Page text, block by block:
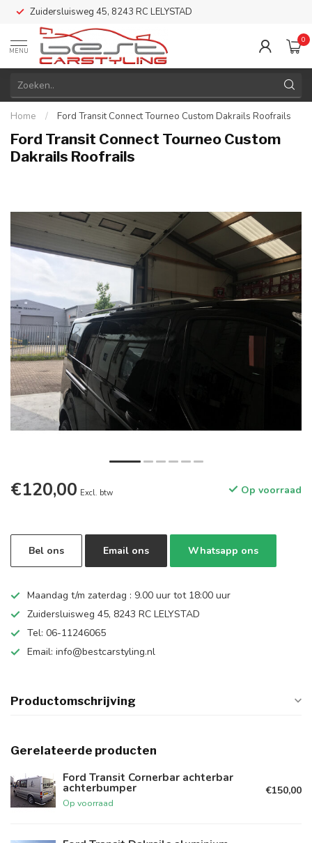
Zuidersluisweg 45, 8243 RC LELYSTAD
MENU
0
Home / Ford Transit Connect Tourneo Custom Dakrails Roofrails
Ford Transit Connect Tourneo Custom
Dakrails Roofrails
€120,00 Excl. btw Op voorraad
Bel ons Email ons Whatsapp ons
Maandag t/m zaterdag : 9.00 uur tot 18:00 uur
Zuidersluisweg 45, 8243 RC LELYSTAD
Tel: 06-11246065
Email: info@bestcarstyling.nl
Productomschrijving
Gerelateerde producten
Ford Transit Cornerbar achterbar
achterbumper
Op voorraad
€150,00